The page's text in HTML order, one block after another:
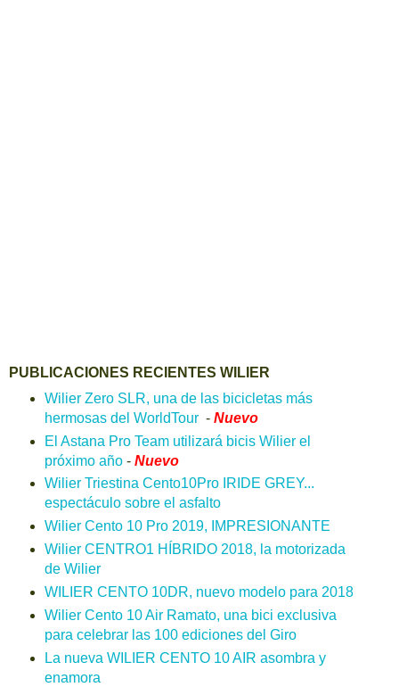
PUBLICACIONES RECIENTES WILIER
Wilier Zero SLR, una de las bicicletas más
hermosas del WorldTour - Nuevo
El Astana Pro Team utilizará bicis Wilier el
próximo año- Nuevo
Wilier Triestina Cento10Pro IRIDE GREY...
espectáculo sobre el asfalto
Wilier Cento 10 Pro 2019, IMPRESIONANTE
Wilier CENTRO1 HÍBRIDO 2018, la motorizada
de Wilier
WILIER CENTO 10DR, nuevo modelo para 2018
Wilier Cento 10 Air Ramato, una bici exclusiva
para celebrar las 100 ediciones del Giro
La nueva WILIER CENTO 10 AIR asombra y
enamora